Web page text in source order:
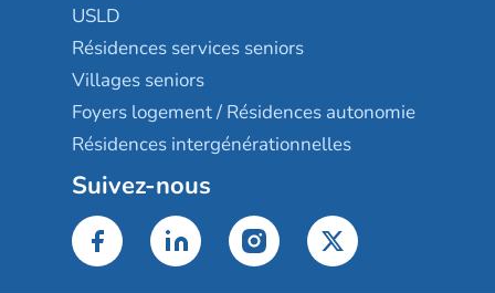
USLD
Résidences services seniors
Villages seniors
Foyers logement / Résidences autonomie
Résidences intergénérationnelles
Suivez-nous